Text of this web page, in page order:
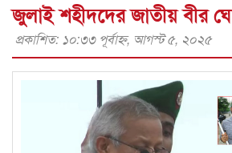
জুলাই শহীদদের জাতীয় বীর
প্রকাশিত: ১০:৩৩ পূর্বাহ্ণ, আগস্ট ৫, ২০২৫